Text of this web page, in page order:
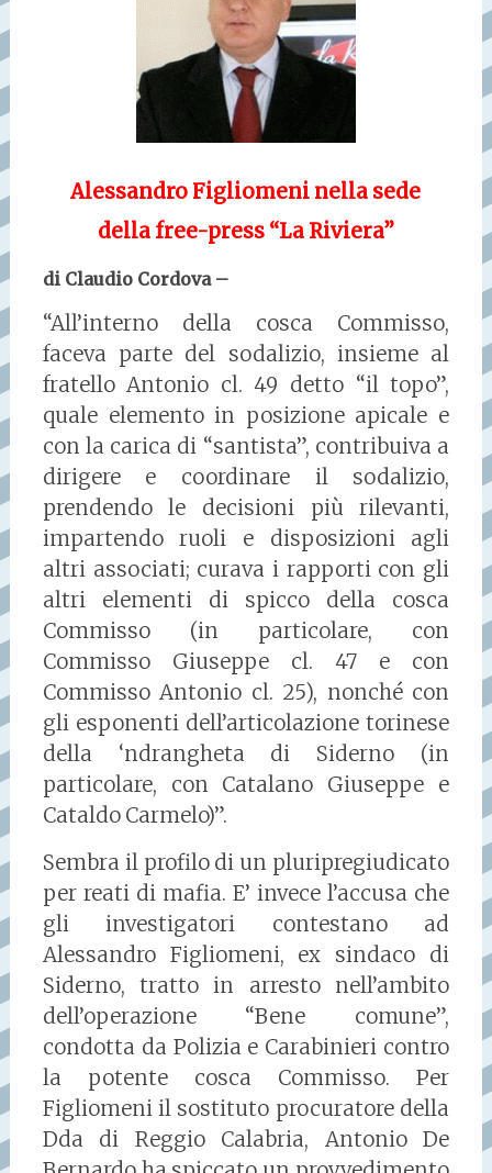
Alessandro Figliomeni nella sede
della free-press “La Riviera”
di Claudio Cordova –
“All’interno della cosca Commisso,
faceva parte del sodalizio, insieme al
fratello Antonio cl. 49 detto “il topo”,
quale elemento in posizione apicale e
con la carica di “santista”, contribuiva a
dirigere e coordinare il sodalizio,
prendendo le decisioni più rilevanti,
impartendo ruoli e disposizioni agli
altri associati; curava i rapporti con gli
altri elementi di spicco della cosca
Commisso (in particolare, con
Commisso Giuseppe cl. 47 e con
Commisso Antonio cl. 25), nonché con
gli esponenti dell’articolazione torinese
della ‘ndrangheta di Siderno (in
particolare, con Catalano Giuseppe e
Cataldo Carmelo)”.
Sembra il profilo di un pluripregiudicato
per reati di mafia. E’ invece l’accusa che
gli investigatori contestano ad
Alessandro Figliomeni, ex sindaco di
Siderno, tratto in arresto nell’ambito
dell’operazione “Bene comune”,
condotta da Polizia e Carabinieri contro
la potente cosca Commisso. Per
Figliomeni il sostituto procuratore della
Dda di Reggio Calabria, Antonio De